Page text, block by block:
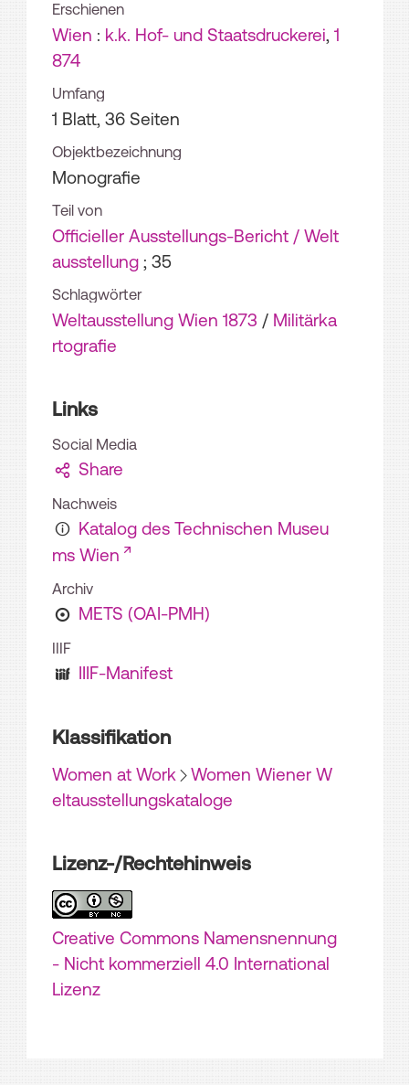
Erschienen
Wien : k.k. Hof- und Staatsdruckerei, 1
874
Umfang
1 Blatt, 36 Seiten
Objektbezeichnung
Monografie
Teil von
Officieller Ausstellungs-Bericht / Welt
ausstellung ; 35
Schlagwörter
Weltausstellung Wien 1873 / Militärka
rtografie
Links
Social Media
Share
Nachweis
Katalog des Technischen Museu
ms Wien
Archiv
METS (OAI-PMH)
IIIF
IIIF-Manifest
Klassifikation
Women at Work
Women Wiener W
eltausstellungskataloge
Lizenz-/Rechtehinweis
Creative Commons Namensnennung
- Nicht kommerziell 4.0 International
Lizenz